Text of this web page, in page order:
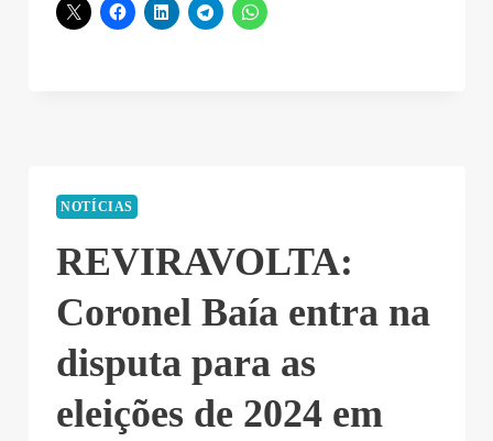
NOTÍCIAS
REVIRAVOLTA:
Coronel Baía entra na
disputa para as
eleições de 2024 em